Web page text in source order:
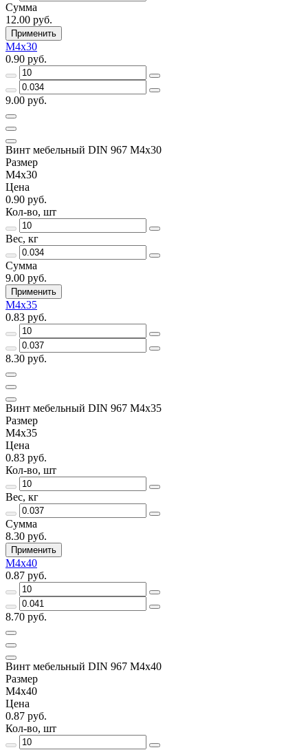
Сумма
12.00 руб.
Применить
M4x30
0.90 руб.
9.00 руб.
Винт мебельный DIN 967 M4x30
Размер
M4x30
Цена
0.90 руб.
Кол-во, шт
Вес, кг
Сумма
9.00 руб.
Применить
M4x35
0.83 руб.
8.30 руб.
Винт мебельный DIN 967 M4x35
Размер
M4x35
Цена
0.83 руб.
Кол-во, шт
Вес, кг
Сумма
8.30 руб.
Применить
M4x40
0.87 руб.
8.70 руб.
Винт мебельный DIN 967 M4x40
Размер
M4x40
Цена
0.87 руб.
Кол-во, шт